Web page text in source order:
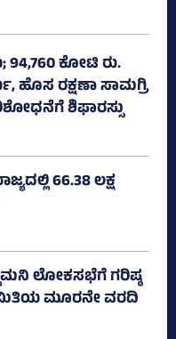
ಕೋಟಿ ರು.
ಹೊಸ ರಕ್ಷಣಾ ಸಾಮಗ್ರಿ
ಶಿಫಾರಸ್ಸು
66.38 ಲಕ್ಷ
ಲೋಕಸಭೆಗೆ ಗರಿಷ್ಠ
ಸಮಿತಿಯ ಮೂರನೇ ವರದಿ